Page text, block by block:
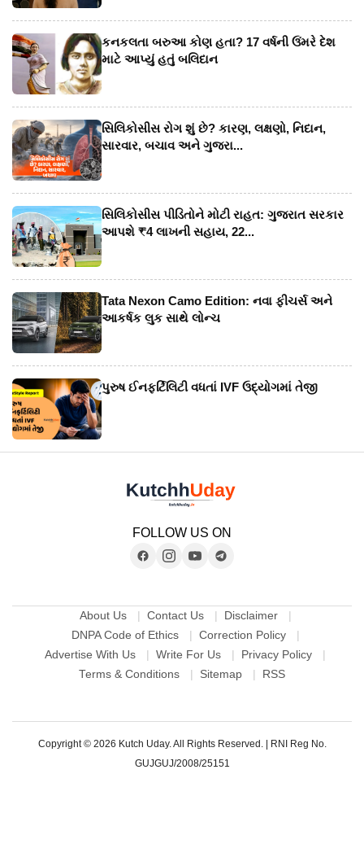
કનકલતા બરુઆ કોણ હતા? 17 વર્ષની ઉંમરે દેશ
માટે આપ્યું હતું બલિદાન
સિલિકોસીસ રોગ શું છે? કારણ, લક્ષણો, નિદાન,
સારવાર, બચાવ અને ગુજરા...
સિલિકોસીસ પીડિતોને મોટી રાહત: ગુજરાત સરકાર
આપશે ₹4 લાખની સહાય, 22...
Tata Nexon Camo Edition: નવા ફીચર્સ અને
આકર્ષક લુક સાથે લોન્ચ
પુરુષ ઈનફર્ટિલિટી વધતાં IVF ઉદ્યોગમાં તેજી
FOLLOW US ON
About Us Contact Us
Disclaimer
DNPA Code of Ethics
Correction Policy
Advertise With Us
Write For Us
Privacy Policy
Terms & Conditions
Sitemap RSS
Copyright © 2026 Kutch Uday. All Rights Reserved. |
RNI Reg No.
GUJGUJ/2008/25151